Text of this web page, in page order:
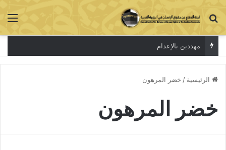
بحث عن
مهددين بالإعدام
الرئيسية / خضر المرهون
خضر المرهون